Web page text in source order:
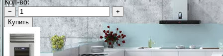
Кол-во:
−
+
Купить